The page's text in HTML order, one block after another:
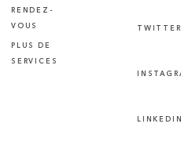
RENDEZ-
VOUS
PLUS DE
SERVICES
TWITTER